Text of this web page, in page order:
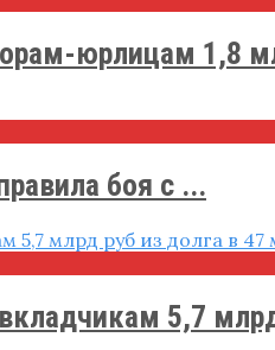
юрлицам 1,8
боя с ...
5,7